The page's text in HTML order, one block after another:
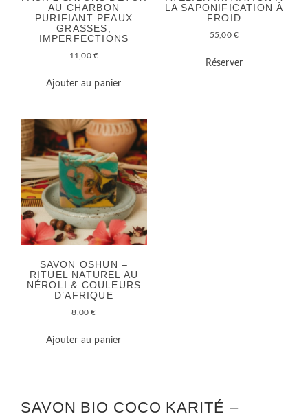
AU CHARBON
PURIFIANT PEAUX
GRASSES,
IMPERFECTIONS
11,00 €
Ajouter au panier
LA SAPONIFICATION À
FROID
55,00 €
Réserver
SAVON OSHUN –
RITUEL NATUREL AU
NÉROLI & COULEURS
D’AFRIQUE
8,00€
Ajouter au panier
SAVON BIO COCO KARITÉ –